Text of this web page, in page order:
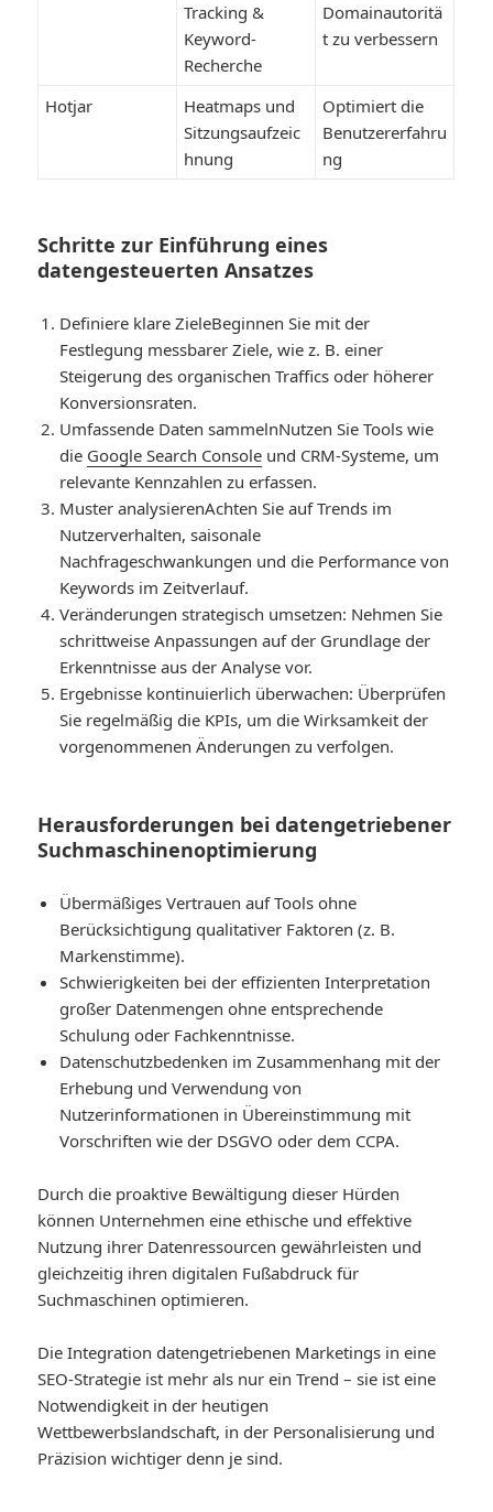
Tracking &
Keyword-
Recherche
Domainautoritä
t zu verbessern
Hotjar
Heatmaps und
Sitzungsaufzeic
hnung
Optimiert die
Benutzererfahru
ng
Schritte zur Einführung eines
datengesteuerten Ansatzes
Definiere klare ZieleBeginnen Sie mit der
Festlegung messbarer Ziele, wie z. B. einer
Steigerung des organischen Traffics oder höherer
Konversionsraten.
Umfassende Daten sammelnNutzen Sie Tools wie
die Google Search Console und CRM-Systeme, um
relevante Kennzahlen zu erfassen.
Muster analysierenAchten Sie auf Trends im
Nutzerverhalten, saisonale
Nachfrageschwankungen und die Performance von
Keywords im Zeitverlauf.
Veränderungen strategisch umsetzen: Nehmen Sie
schrittweise Anpassungen auf der Grundlage der
Erkenntnisse aus der Analyse vor.
Ergebnisse kontinuierlich überwachen: Überprüfen
Sie regelmäßig die KPIs, um die Wirksamkeit der
vorgenommenen Änderungen zu verfolgen.
Herausforderungen bei datengetriebener
Suchmaschinenoptimierung
Übermäßiges Vertrauen auf Tools ohne
Berücksichtigung qualitativer Faktoren (z. B.
Markenstimme).
Schwierigkeiten bei der effizienten Interpretation
großer Datenmengen ohne entsprechende
Schulung oder Fachkenntnisse.
Datenschutzbedenken im Zusammenhang mit der
Erhebung und Verwendung von
Nutzerinformationen in Übereinstimmung mit
Vorschriften wie der DSGVO oder dem CCPA.
Durch die proaktive Bewältigung dieser Hürden
können Unternehmen eine ethische und effektive
Nutzung ihrer Datenressourcen gewährleisten und
gleichzeitig ihren digitalen Fußabdruck für
Suchmaschinen optimieren.
Die Integration datengetriebenen Marketings in eine
SEO-Strategie ist mehr als nur ein Trend – sie ist eine
Notwendigkeit in der heutigen
Wettbewerbslandschaft, in der Personalisierung und
Präzision wichtiger denn je sind.